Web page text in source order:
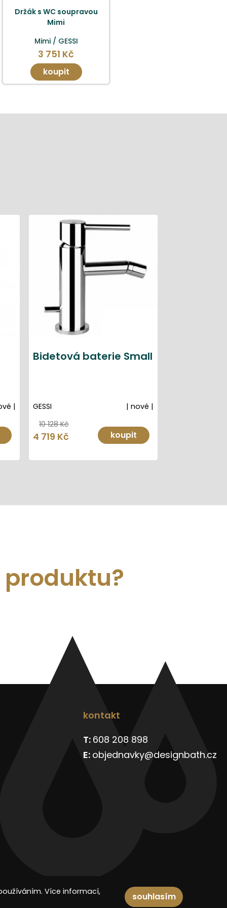
Držák s WC soupravou
Mimi
Mimi / GESSI
3 751 Kč
koupit
|
Bidetová baterie Small
| nové |
GESSI
koupit
10 128 Kč
4 719 Kč
kontakt
608 208 898
objednavky@designbath.cz
Spravuje: Digitální agenturaDIGISHOCK
Více informací, souhlasím